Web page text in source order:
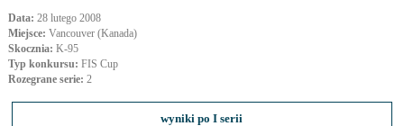
Data: 28 lutego 2008
Miejsce: Vancouver (Kanada)
Skocznia: K-95
Typ konkursu: FIS Cup
Rozegrane serie: 2
wyniki po I serii